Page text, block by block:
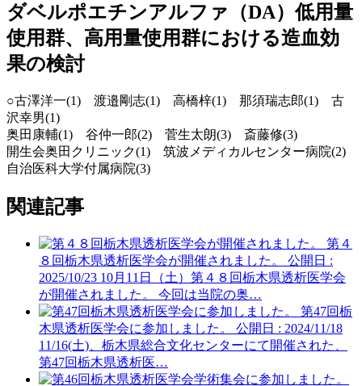
ダベルポエチンアルファ（DA）低用量
使用群、高用量使用群における造血効
果の検討
○古澤洋一(1) 渡邉剛志(1) 高橋梓(1) 那須瑞志郎(1) 古
沢幸男(1)
奥田康輔(1) 谷仲一郎(2) 菅生太朗(3) 斎藤修(3)
開生会奥田クリニック(1) 筑波メディカルセンター病院(2)
自治医科大学付属病院(3)
関連記事
第４
８回栃木県透析医学会が開催されました。
公開日 :
2025/10/23 10月11日（土）第４８回栃木県透析医学会
が開催されました。 今回は当院の奥…
第47回栃
木県透析医学会に参加しました。
公開日 : 2024/11/18
11/16(土)、栃木県総合文化センターにて開催された、
第47回栃木県透析医…